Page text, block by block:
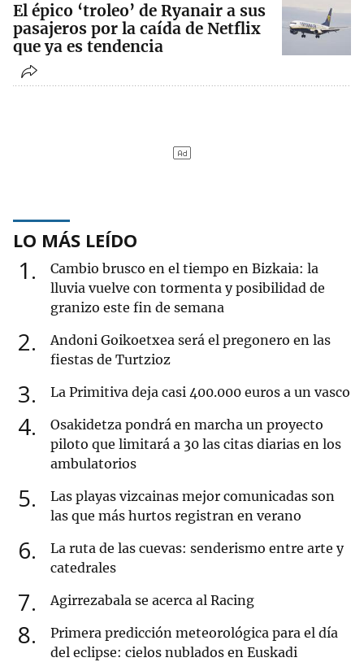
El épico ‘troleo’ de Ryanair a sus
pasajeros por la caída de Netflix
que ya es tendencia
LO MÁS LEÍDO
1
Cambio brusco en el tiempo en Bizkaia: la
lluvia vuelve con tormenta y posibilidad de
granizo este fin de semana
2
Andoni Goikoetxea será el pregonero en las
fiestas de Turtzioz
3 La Primitiva deja casi 400.000 euros a un vasco
4
Osakidetza pondrá en marcha un proyecto
piloto que limitará a 30 las citas diarias en los
ambulatorios
5
Las playas vizcainas mejor comunicadas son
las que más hurtos registran en verano
6
La ruta de las cuevas: senderismo entre arte y
catedrales
7 Agirrezabala se acerca al Racing
8
Primera predicción meteorológica para el día
del eclipse: cielos nublados en Euskadi